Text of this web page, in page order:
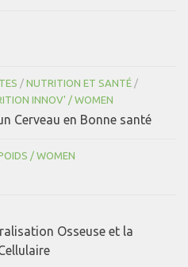
/ NUTRITION ET SANTÉ /
INNOV' / WOMEN
Cerveau en Bonne santé
/ WOMEN
Osseuse et la